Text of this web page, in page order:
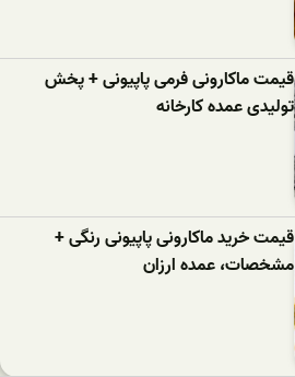
قیمت ماکارونی فرمی پاپیونی + پخش
تولیدی عمده کارخانه
قیمت خرید ماکارونی پاپیونی رنگی +
مشخصات، عمده ارزان